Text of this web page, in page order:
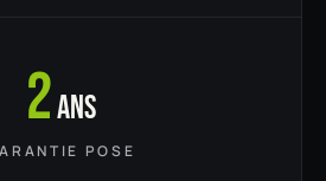
2ans
POSE